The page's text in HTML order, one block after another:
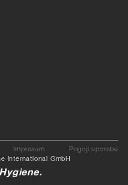
Impresum
Pogoji uporabe
International GmbH